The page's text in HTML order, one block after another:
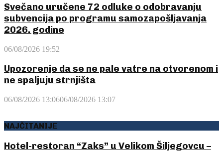
Svečano uručene 72 odluke o odobravanju
subvencija po programu samozapošljavanja
2026. godine
06/08/2026 19:52
Upozorenje da se ne pale vatre na otvorenom i
ne spaljuju strnjišta
06/08/2026 13:0606/08/2026 13:07
NAJČITANIJE
Hotel-restoran “Zaks” u Velikom Šiljegovcu –